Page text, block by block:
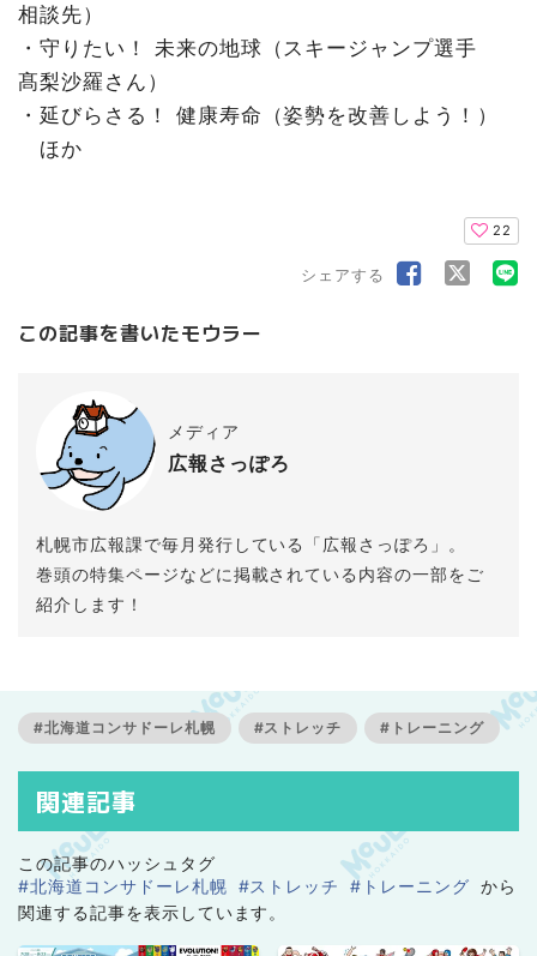
相談先）
・守りたい！ 未来の地球（スキージャンプ選手
髙梨沙羅さん）
・延びらさる！ 健康寿命（姿勢を改善しよう！）
ほか
22
シェアする
この記事を書いたモウラー
メディア
広報さっぽろ
札幌市広報課で毎月発行している「広報さっぽろ」。
巻頭の特集ページなどに掲載されている内容の一部をご
紹介します！
#北海道コンサドーレ札幌 #ストレッチ #トレーニング
関連記事
この記事のハッシュタグ
#北海道コンサドーレ札幌 #ストレッチ #トレーニング から
関連する記事を表示しています。